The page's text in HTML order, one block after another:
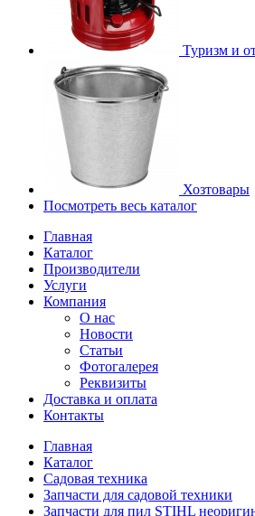
Туризм и
Хозтовары
Посмотреть весь каталог
Главная
Каталог
Производители
Услуги
Компания
О нас
Новости
Статьи
Фотогалерея
Реквизиты
Доставка и оплата
Контакты
Главная
Каталог
Садовая техника
Запчасти для садовой техники
Запчасти для пил STIHL